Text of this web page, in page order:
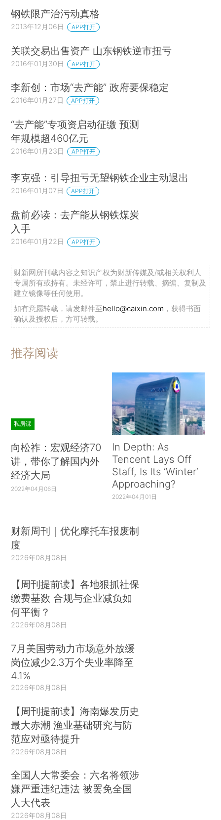
钢铁限产治污动真格
2013年12月06日 APP打开
关联交易出售资产 山东钢铁逆市扭亏
2016年01月30日 APP打开
李新创：市场“去产能” 政府要保稳定
2016年01月27日 APP打开
“去产能”专项资启动征缴 预测
年规模超460亿元
2016年01月23日 APP打开
李克强：引导扭亏无望钢铁企业主动退出
2016年01月07日 APP打开
盘前必读：去产能从钢铁煤炭
入手
2016年01月22日 APP打开
财新网所刊载内容之知识产权为财新传媒及/或相关权利人
专属所有或持有。未经许可，禁止进行转载、摘编、复制及
建立镜像等任何使用。
如有意愿转载，请发邮件至hello@caixin.com ，获得书面
确认及授权后，方可转载。
推荐阅读
私房课
向松祚：宏观经济70
讲，带你了解国内外
经济大局
2022年04月06日
In Depth: As
Tencent Lays Off
Staff, Is Its ‘Winter’
Approaching?
2022年04月01日
财新周刊｜优化摩托车报废制
度
2026年08月08日
【周刊提前读】各地狠抓社保
缴费基数 合规与企业减负如
何平衡？
2026年08月08日
7月美国劳动力市场意外放缓
岗位减少2.3万个失业率降至
4.1%
2026年08月08日
【周刊提前读】海南爆发历史
最大赤潮 渔业基础研究与防
范应对亟待提升
2026年08月08日
全国人大常委会：六名将领涉
嫌严重违纪违法 被罢免全国
人大代表
2026年08月08日